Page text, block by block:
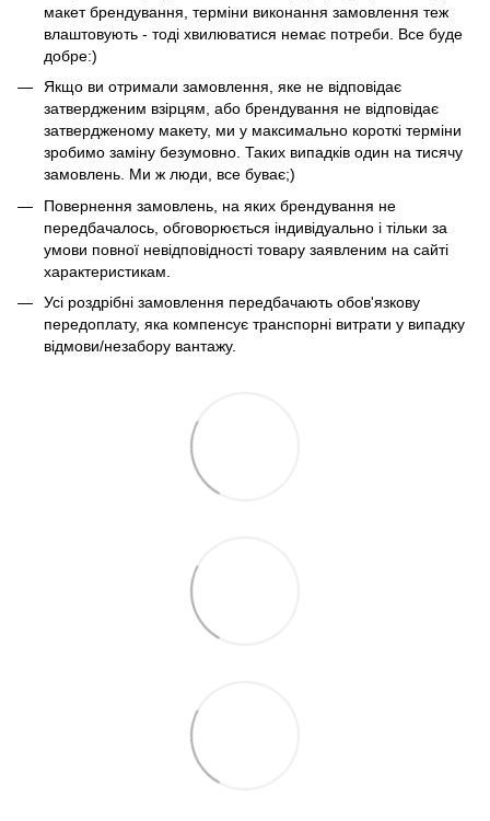
макет брендування, терміни виконання замовлення теж
влаштовують - тоді хвилюватися немає потреби. Все буде
добре:)
Якщо ви отримали замовлення, яке не відповідає
затвердженим взірцям, або брендування не відповідає
затвердженому макету, ми у максимально короткі терміни
зробимо заміну безумовно. Таких випадків один на тисячу
замовлень. Ми ж люди, все буває;)
Повернення замовлень, на яких брендування не
передбачалось, обговорюється індивідуально і тільки за
умови повної невідповідності товару заявленим на сайті
характеристикам.
Усі роздрібні замовлення передбачають обов'язкову
передоплату, яка компенсує транспорні витрати у випадку
відмови/незабору вантажу.